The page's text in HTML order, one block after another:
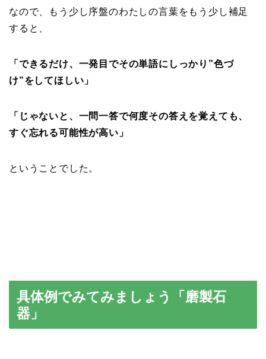
なので、もう少し序盤のわたしの言葉をもう少し補足
すると、
「できるだけ、一発目でその単語にしっかり”色づ
け”をしてほしい」
「じゃないと、一問一答で何度その答えを覚えても、
すぐ忘れる可能性が高い」
ということでした。
具体例でみてみましょう「磨製石
器」